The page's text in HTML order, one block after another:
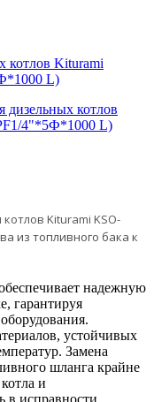
котлов Kiturami
L)
котлов Kiturami KSO-
из топливного бака к
надежную
гарантируя
устойчивых
Замена
шланга крайне
и
в исправности